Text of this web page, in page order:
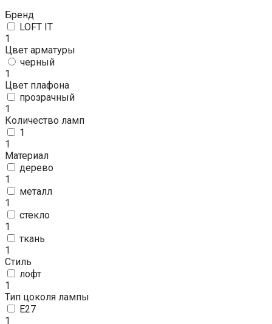
Бренд
LOFT IT
1
Цвет арматуры
черный
1
Цвет плафона
прозрачный
1
Количество ламп
1
1
Материал
дерево
1
металл
1
стекло
1
ткань
1
Стиль
лофт
1
Тип цоколя лампы
E27
1